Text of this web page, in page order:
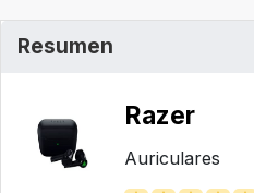
Resumen
Razer
Auriculares